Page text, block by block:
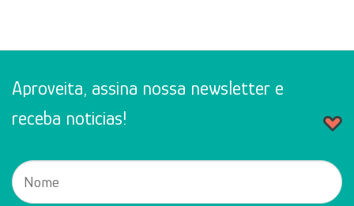
Empresa
Aproveita, assina nossa newsletter e
receba noticias!